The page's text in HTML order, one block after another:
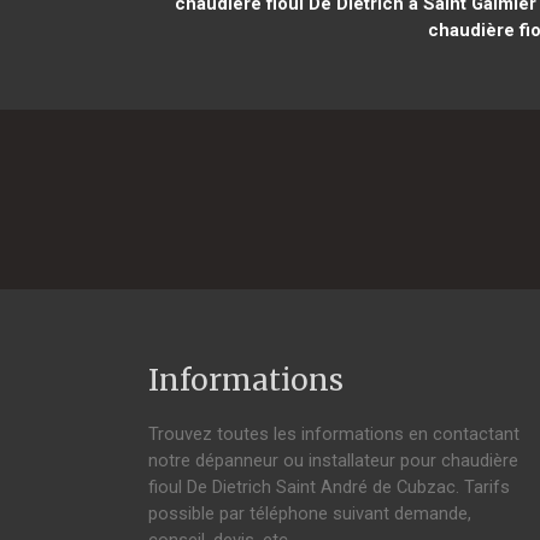
chaudière
Informations
Trouvez toutes les informations en contactant
notre dépanneur ou installateur pour chaudière
fioul De Dietrich Saint André de Cubzac. Tarifs
possible par téléphone suivant demande,